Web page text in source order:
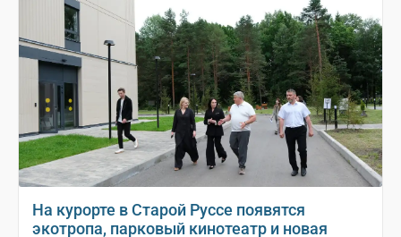
На курорте в Старой Руссе появятся
экотропа, парковый кинотеатр и новая